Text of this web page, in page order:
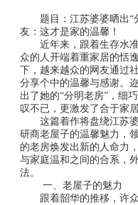
题目：江苏婆婆晒出“
友：这才是家的温馨！
近年来，跟着生存水准
众的人开端着重家居的恬
下，越来越众的网友通过
分享个中的温馨与感谢。
出了她的“分明老房”，细
叹不已，更激发了合于家
这篇着作将盘绕江苏婆
研商老屋子的温馨魅力，
的老房焕发出新的人命力
与家庭温和之间的合系，
法。
一、老屋子的魅力
跟着韶华的推移，许众